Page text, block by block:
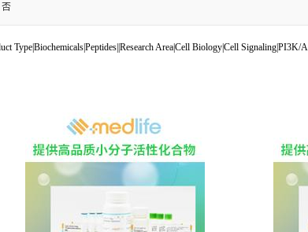
否
Type|Biochemicals|Peptides||Research Area|Cell Biology|Cell